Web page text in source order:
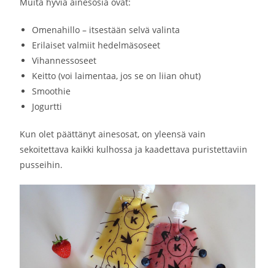
Muita hyviä ainesosia ovat:
Omenahillo – itsestään selvä valinta
Erilaiset valmiit hedelmäsoseet
Vihannessoseet
Keitto (voi laimentaa, jos se on liian ohut)
Smoothie
Jogurtti
Kun olet päättänyt ainesosat, on yleensä vain
sekoitettava kaikki kulhossa ja kaadettava puristettaviin
pusseihin.